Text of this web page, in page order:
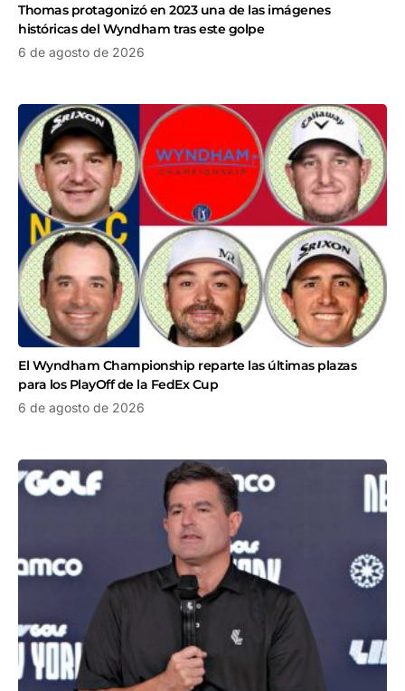
Thomas protagonizó en 2023 una de las imágenes
históricas del Wyndham tras este golpe
6 de agosto de 2026
El Wyndham Championship reparte las últimas plazas
para los PlayOff de la FedEx Cup
6 de agosto de 2026